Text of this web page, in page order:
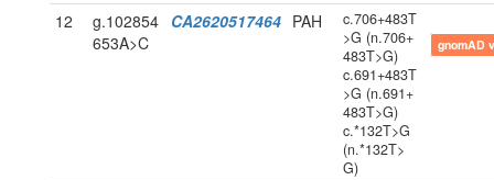
12
g.102854
653A>C
CA2620517464 PAH
c.706+483T
>G (n.706+
483T>G)
c.691+483T
>G (n.691+
483T>G)
c.*132T>G
(n.*132T>
G)
gnomAD